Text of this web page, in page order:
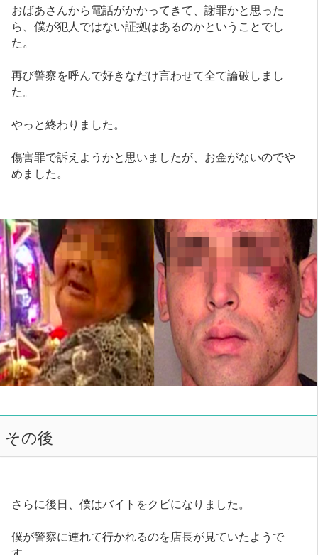
おばあさんから電話がかかってきて、謝罪かと思った
ら、僕が犯人ではない証拠はあるのかということでし
た。
再び警察を呼んで好きなだけ言わせて全て論破しまし
た。
やっと終わりました。
傷害罪で訴えようかと思いましたが、お金がないのでや
めました。
その後
さらに後日、僕はバイトをクビになりました。
僕が警察に連れて行かれるのを店長が見ていたようで